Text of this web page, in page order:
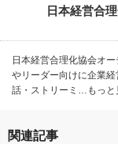
日本経営合
日本経営合理化協会オ
やリーダー向けに企業
話・ストリーミ…もっと
関連記事